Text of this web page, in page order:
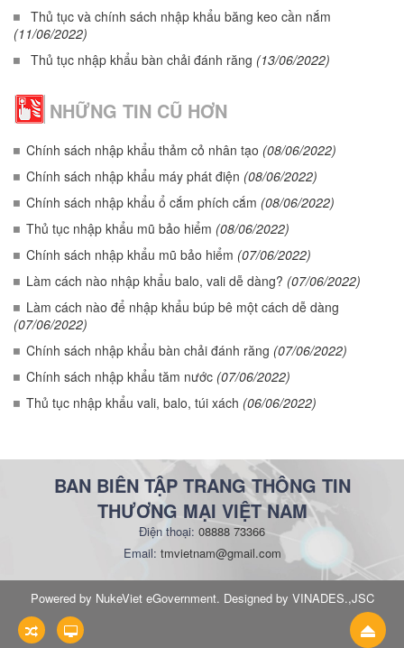
Thủ tục và chính sách nhập khẩu băng keo cần nắm
(11/06/2022)
Thủ tục nhập khẩu bàn chải đánh răng (13/06/2022)
NHỮNG TIN CŨ HƠN
Chính sách nhập khẩu thảm cỏ nhân tạo (08/06/2022)
Chính sách nhập khẩu máy phát điện (08/06/2022)
Chính sách nhập khẩu ổ cắm phích cắm (08/06/2022)
Thủ tục nhập khẩu mũ bảo hiểm (08/06/2022)
Chính sách nhập khẩu mũ bảo hiểm (07/06/2022)
Làm cách nào nhập khẩu balo, vali dễ dàng? (07/06/2022)
Làm cách nào để nhập khẩu búp bê một cách dễ dàng
(07/06/2022)
Chính sách nhập khẩu bàn chải đánh răng (07/06/2022)
Chính sách nhập khẩu tăm nước (07/06/2022)
Thủ tục nhập khẩu vali, balo, túi xách (06/06/2022)
BAN BIÊN TẬP TRANG THÔNG TIN
THƯƠNG MẠI VIỆT NAM
Điện thoại: 08888 73366
Email: tmvietnam@gmail.com
Powered by NukeViet eGovernment. Designed by VINADES.,JSC